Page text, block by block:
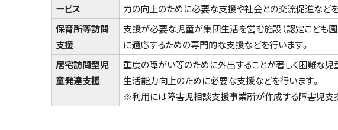
ービス
力の向上のために必要な支援や社会との交流促進などを
保育所等訪問
支援
支援が必要な児童が集団生活を営む施設（認定こども
に適応するための専門的な支援などを行います。
居宅訪問型児
童発達支援
重度の障がい等のために外出することが著しく困難な
生活能力向上のために必要な支援などを行います。
※利用には障害児相談支援事業所が作成する障害児支